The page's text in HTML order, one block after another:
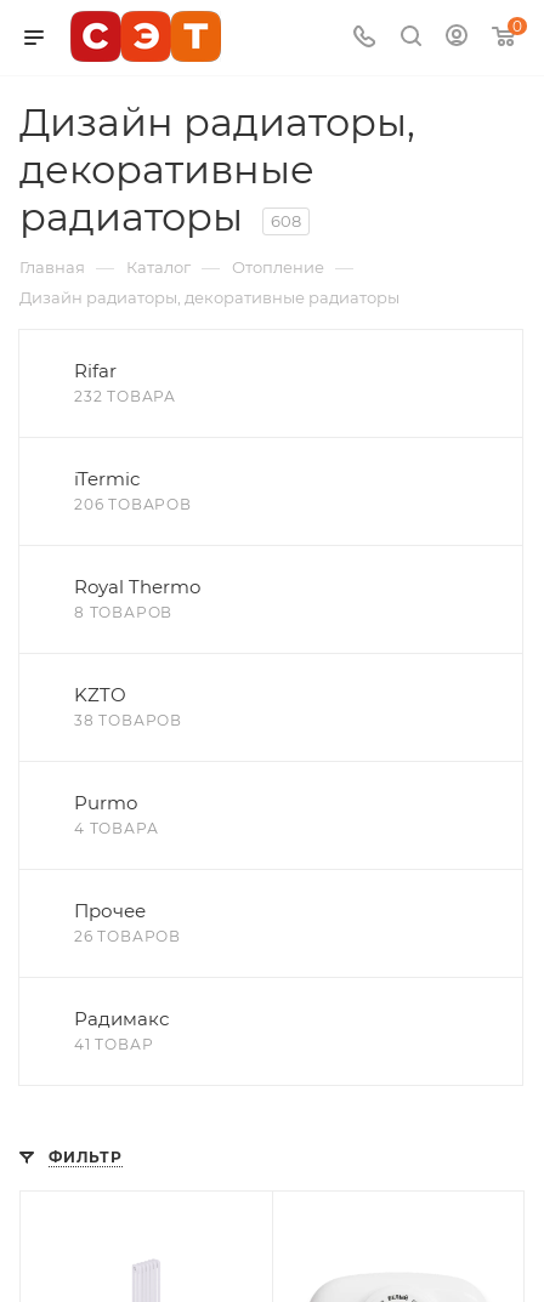
0
Дизайн радиаторы,
декоративные
радиаторы
608
Главная — Каталог — Отопление —
Дизайн радиаторы, декоративные радиаторы
Rifar
232 ТОВАРА
iTermic
206 ТОВАРОВ
Royal Thermo
8 ТОВАРОВ
KZTO
38 ТОВАРОВ
Purmo
4 ТОВАРА
Прочее
26 ТОВАРОВ
Радимакс
41 ТОВАР
ФИЛЬТР